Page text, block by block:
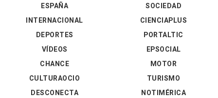
ESPAÑA
INTERNACIONAL
DEPORTES
VÍDEOS
SOCIEDAD
CIENCIAPLUS
PORTALTIC
EPSOCIAL
CHANCE
CULTURAOCIO
DESCONECTA
MOTOR
TURISMO
NOTIMÉRICA